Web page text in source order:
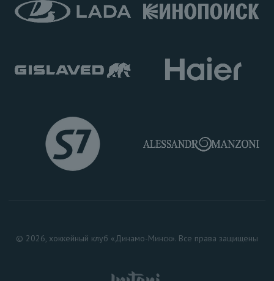
© 2026, хоккейный клуб «Динамо-Минск». Все права защищены